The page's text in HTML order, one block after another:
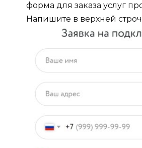
форма для заказа услуг
Напишите в верхней